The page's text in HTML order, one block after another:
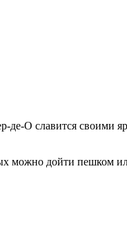
де-О славится
можно дойти пешком